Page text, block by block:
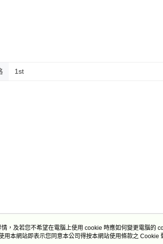
1st
客服資訊
，及若您不希望在電腦上使用 cookie 時應如何變更電腦的
用本網站即表示您同意本公司得按本網站使用條款之 Cookie